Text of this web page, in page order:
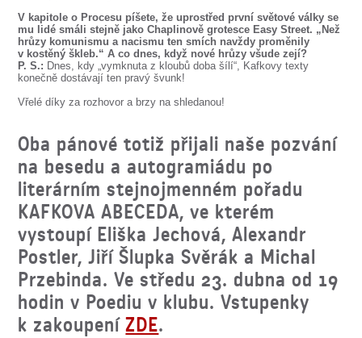
V kapitole o Procesu píšete, že uprostřed první světové války se
mu lidé smáli stejně jako Chaplinově grotesce Easy Street. „Než
hrůzy komunismu a nacismu ten smích navždy proměnily
v kostěný škleb.“ A co dnes, když nové hrůzy všude zejí?
P. S.: Dnes, kdy „vymknuta z kloubů doba šílí“, Kafkovy texty
konečně dostávají ten pravý švunk!
Vřelé díky za rozhovor a brzy na shledanou!
Oba pánové totiž přijali naše pozvání
na besedu a autogramiádu po
literárním stejnojmenném pořadu
KAFKOVA ABECEDA, ve kterém
vystoupí Eliška Jechová, Alexandr
Postler, Jiří Šlupka Svěrák a Michal
Przebinda. Ve středu 23. dubna od 19
hodin v Poediu v klubu. Vstupenky
k zakoupeníZDE.